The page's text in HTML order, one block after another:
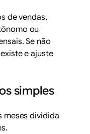
de vendas,
ou
Se não
e ajuste
simples
meses dividida